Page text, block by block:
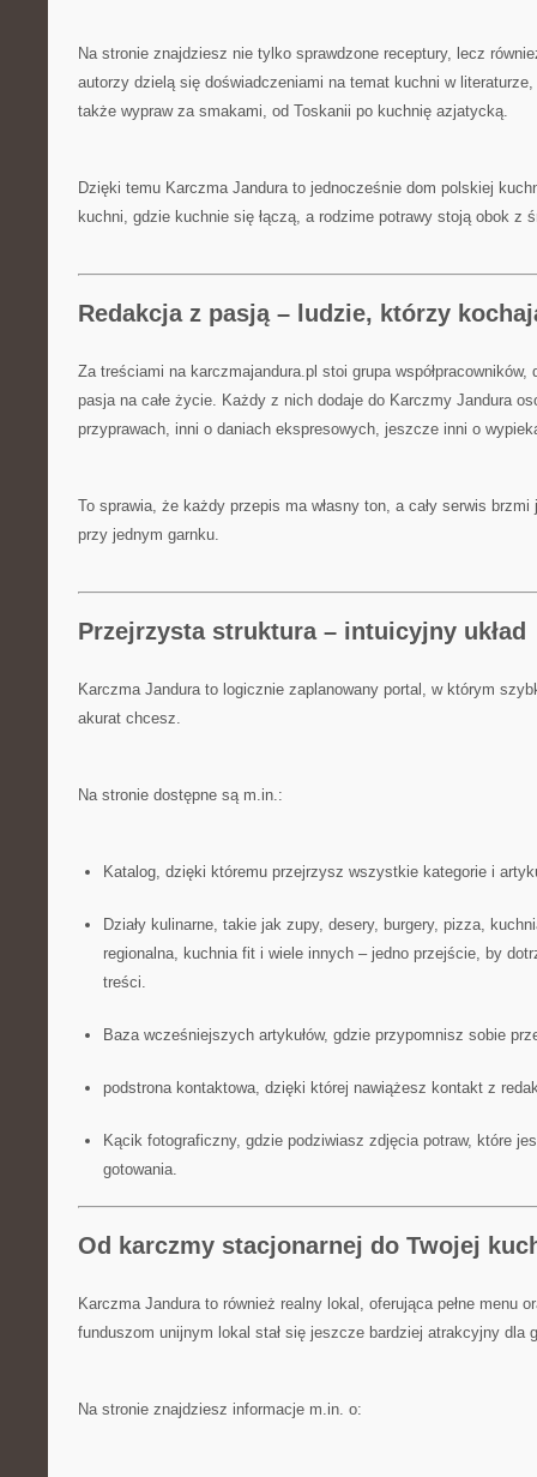
Na stronie znajdziesz nie tylko sprawdzone receptury, lecz
autorzy dzielą się doświadczeniami na temat kuchni w
także wypraw za smakami, od Toskanii po kuchnię azjatycką.
Dzięki temu Karczma Jandura to jednocześnie dom polskiej
kuchni, gdzie kuchnie się łączą, a rodzime potrawy stoją obok z
Redakcja z pasją – ludzie, którzy
Za treściami na karczmajandura.pl stoi grupa współpracowników,
pasja na całe życie. Każdy z nich dodaje do Karczmy Jandura
przyprawach, inni o daniach ekspresowych, jeszcze inni o
To sprawia, że każdy przepis ma własny ton, a cały serwis brzmi
przy jednym garnku.
Przejrzysta struktura – intuicyjny układ
Karczma Jandura to logicznie zaplanowany portal, w którym
akurat chcesz.
Na stronie dostępne są m.in.:
Katalog, dzięki któremu przejrzysz wszystkie kategorie i
Działy kulinarne, takie jak zupy, desery, burgery, pizza,
regionalna, kuchnia fit i wiele innych – jedno przejście, by
treści.
Baza wcześniejszych artykułów, gdzie przypomnisz sobie
podstrona kontaktowa, dzięki której nawiążesz kontakt z
Kącik fotograficzny, gdzie podziwiasz zdjęcia potraw, które
gotowania.
Od karczmy stacjonarnej do Twojej
Karczma Jandura to również realny lokal, oferująca pełne menu
funduszom unijnym lokal stał się jeszcze bardziej atrakcyjny dla
Na stronie znajdziesz informacje m.in. o: